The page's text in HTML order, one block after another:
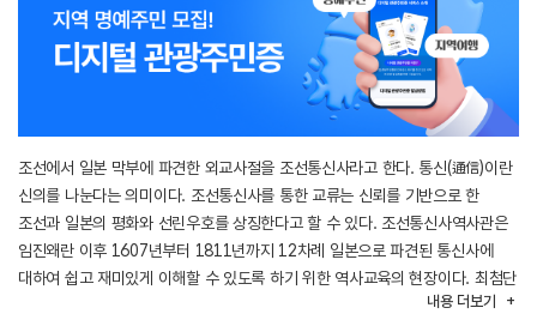
조선에서 일본 막부에 파견한 외교사절을 조선통신사라고 한다. 통신(通信)이란
신의를 나눈다는 의미이다. 조선통신사를 통한 교류는 신뢰를 기반으로 한
조선과 일본의 평화와 선린우호를 상징한다고 할 수 있다. 조선통신사역사관은
임진왜란 이후 1607년부터 1811년까지 12차례 일본으로 파견된 통신사에
대하여 쉽고 재미있게 이해할 수 있도록 하기 위한 역사교육의 현장이다. 최첨단
멀티미디어 기술을 활용한 다양한 전시 콘텐츠, 알찬 프로그램 등으로 역사와
내용 더보기